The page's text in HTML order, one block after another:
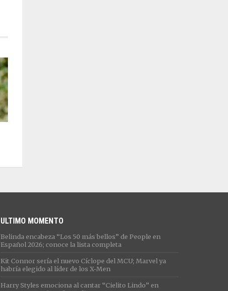
ULTIMO MOMENTO
Belinda encabeza “Los 50 más bellos” de People en
Español 2026; conoce la lista completa
Kit Connor sería el nuevo Cíclope del MCU; Marvel ya
habría elegido al líder de los X-Men
Harry Styles emociona al cantar “Cielito Lindo” en